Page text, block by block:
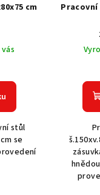
cm
stůl
se
Pracovní